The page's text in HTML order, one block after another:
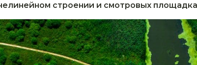
строении и смотровых